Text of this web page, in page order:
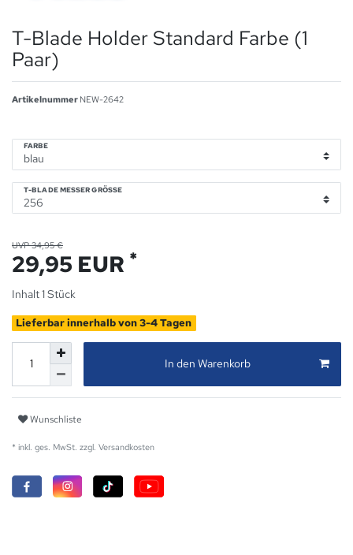
T-Blade Holder Standard Farbe (1
Paar)
Artikelnummer NEW-2642
FARBE
T-BLADE MESSER GRÖSSE
UVP 34,95 €
29,95 EUR *
Inhalt1Stück
Lieferbar innerhalb von 3-4 Tagen
In den Warenkorb
Wunschliste
* inkl. ges. MwSt. zzgl. Versandkosten